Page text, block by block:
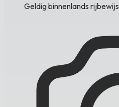
Geldig binnenlands rijbewijs